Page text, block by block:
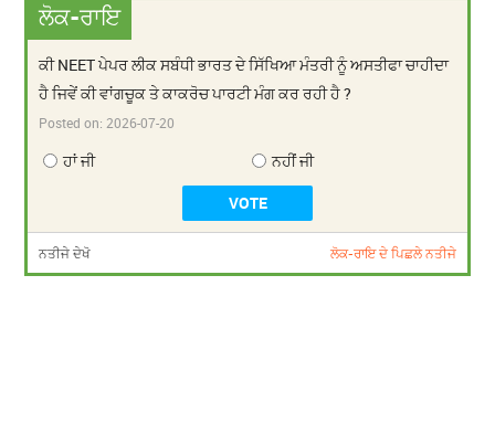
ਲੋਕ-ਰਾਇ
ਕੀ NEET ਪੇਪਰ ਲੀਕ ਸਬੰਧੀ ਭਾਰਤ ਦੇ ਸਿੱਖਿਆ ਮੰਤਰੀ ਨੂੰ ਅਸਤੀਫਾ ਚਾਹੀਦਾ
ਹੈ ਜਿਵੇਂ ਕੀ ਵਾਂਗਚੂਕ ਤੇ ਕਾਕਰੋਚ ਪਾਰਟੀ ਮੰਗ ਕਰ ਰਹੀ ਹੈ ?
Posted on:2026-07-20
ਹਾਂ ਜੀ ਨਹੀਂ ਜੀ
ਨਤੀਜੇ ਦੇਖੋ ਲੋਕ-ਰਾਇ ਦੇ ਪਿਛਲੇ ਨਤੀਜੇ